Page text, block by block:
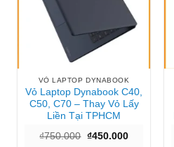
VỎ LAPTOP DYNABOOK
Vỏ Laptop Dynabook C40,
C50, C70 – Thay Vỏ Lấy
Liền Tại TPHCM
₫750.000 Giá
₫450.000Giá